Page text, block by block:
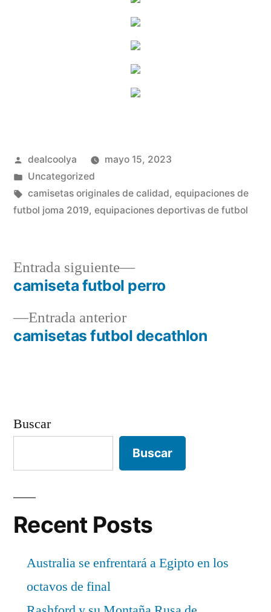
Publicado
por
dealcoolya
mayo 15, 2023
Publicado
en
Uncategorized
Etiquetas:
camisetas originales de calidad, equipaciones de
futbol joma 2019, equipaciones deportivas de futbol
Navegación
deEntrada anteriorEntrada
anterior:
camisetas futbol decathlon
Entrada siguiente
Entrada
siguiente:
camiseta futbol perro
Buscar
Buscar
Recent Posts
Australia se enfrentará a Egipto en los
octavos de final